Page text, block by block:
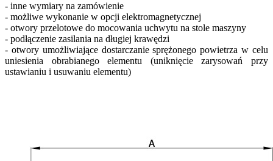
- inne wymiary na zamówienie
- możliwe wykonanie w opcji elektromagnetycznej
- otwory przelotowe do mocowania uchwytu na stole maszyny
- podłączenie zasilania na długiej krawędzi
- otwory umożliwiające dostarczanie sprężonego powietrza w celu
uniesienia obrabianego elementu (uniknięcie zarysowań przy
ustawianiu i usuwaniu elementu)